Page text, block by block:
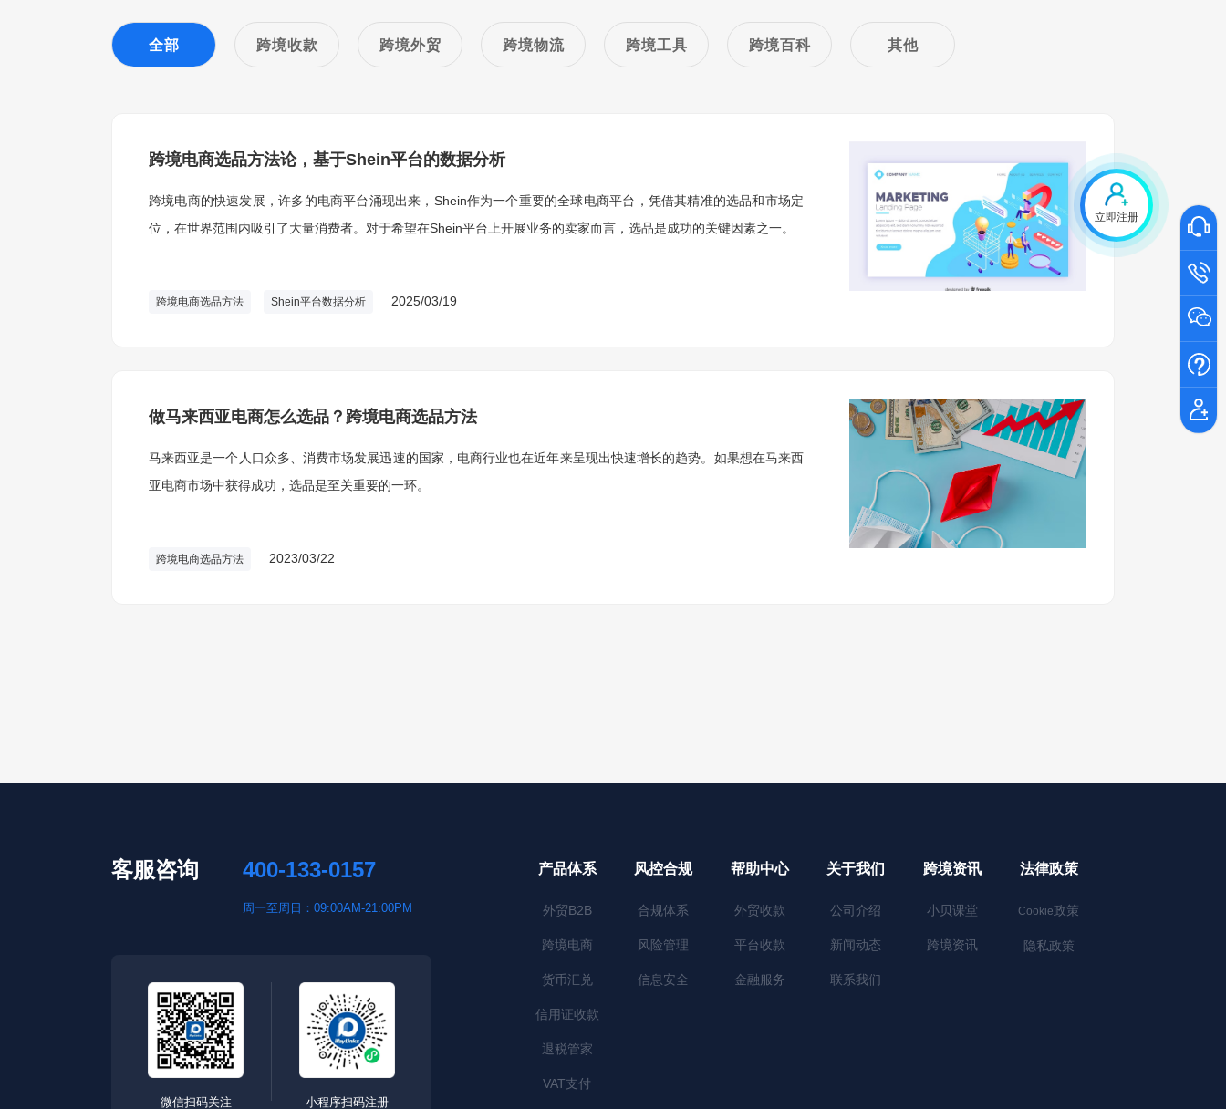
立即注册
全部 跨境收款 跨境外贸 跨境物流 跨境工具 跨境百科 其他
跨境电商选品方法论，基于Shein平台的数据分析
跨境电商的快速发展，许多的电商平台涌现出来，Shein作为一个重要的全球电商平台，凭借其精准的选品和市场定
位，在世界范围内吸引了大量消费者。对于希望在Shein平台上开展业务的卖家而言，选品是成功的关键因素之一。
跨境电商选品方法 Shein平台数据分析 2025/03/19
做马来西亚电商怎么选品？跨境电商选品方法
马来西亚是一个人口众多、消费市场发展迅速的国家，电商行业也在近年来呈现出快速增长的趋势。如果想在马来西
亚电商市场中获得成功，选品是至关重要的一环。
跨境电商选品方法 2023/03/22
客服咨询 400-133-0157
周一至周日：09:00AM-21:00PM
微信扫码关注 小程序扫码注册
产品体系
外贸B2B
跨境电商
货币汇兑
信用证收款
退税管家
VAT支付
风控合规
合规体系
风险管理
信息安全
帮助中心
外贸收款
平台收款
金融服务
关于我们
公司介绍
新闻动态
联系我们
跨境资讯
小贝课堂
跨境资讯
法律政策
Cookie政策
隐私政策